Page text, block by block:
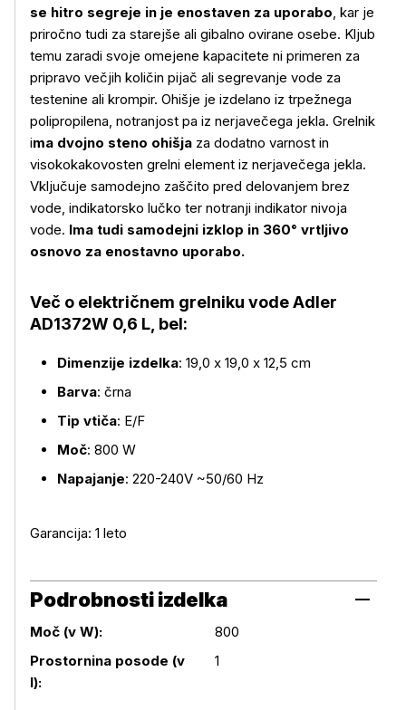
Več o izdelku
se hitro segreje in je enostaven za uporabo, kar je
priročno tudi za starejše ali gibalno ovirane osebe. Kljub
temu zaradi svoje omejene kapacitete ni primeren za
pripravo večjih količin pijač ali segrevanje vode za
testenine ali krompir. Ohišje je izdelano iz trpežnega
polipropilena, notranjost pa iz nerjavečega jekla. Grelnik
ima dvojno steno ohišja za dodatno varnost in
visokokakovosten grelni element iz nerjavečega jekla.
Vključuje samodejno zaščito pred delovanjem brez
vode, indikatorsko lučko ter notranji indikator nivoja
vode. Ima tudi samodejni izklop in 360° vrtljivo
osnovo za enostavno uporabo.
Več o električnem grelniku vode Adler
AD1372W 0,6 L, bel:
Dimenzije izdelka: 19,0 x 19,0 x 12,5 cm
Barva: črna
Tip vtiča: E/F
Moč: 800 W
Napajanje: 220-240V ~50/60 Hz
Garancija: 1 leto
Podrobnosti izdelka
Podrobnosti izdelka
Moč (v W):
800
Prostornina posode (v
l):
1